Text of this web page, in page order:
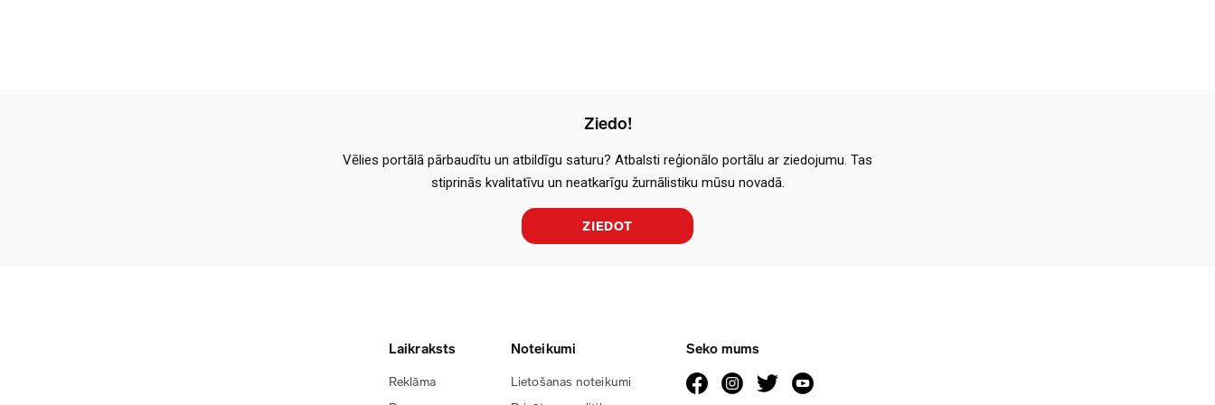
Ziedo!
Vēlies portālā pārbaudītu un atbildīgu saturu? Atbalsti reģionālo portālu ar ziedojumu. Tas
stiprinās kvalitatīvu un neatkarīgu žurnālistiku mūsu novadā.
ZIEDOT
Laikraksts
Reklāma
Noteikumi
Lietošanas noteikumi
Seko mums